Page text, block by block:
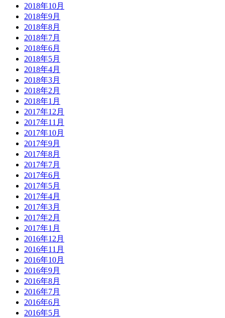
2018年10月
2018年9月
2018年8月
2018年7月
2018年6月
2018年5月
2018年4月
2018年3月
2018年2月
2018年1月
2017年12月
2017年11月
2017年10月
2017年9月
2017年8月
2017年7月
2017年6月
2017年5月
2017年4月
2017年3月
2017年2月
2017年1月
2016年12月
2016年11月
2016年10月
2016年9月
2016年8月
2016年7月
2016年6月
2016年5月